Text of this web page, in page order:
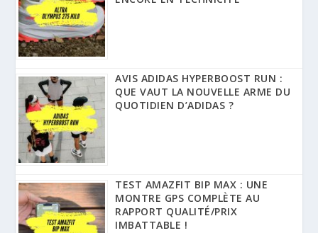
AVIS ADIDAS HYPERBOOST RUN :
QUE VAUT LA NOUVELLE ARME DU
QUOTIDIEN D’ADIDAS ?
TEST AMAZFIT BIP MAX : UNE
MONTRE GPS COMPLÈTE AU
RAPPORT QUALITÉ/PRIX
IMBATTABLE !